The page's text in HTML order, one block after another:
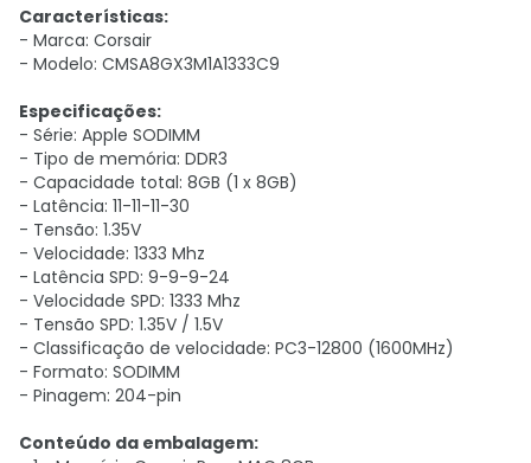
Características:
- Marca: Corsair
- Modelo: CMSA8GX3M1A1333C9
Especificações:
- Série: Apple SODIMM
- Tipo de memória: DDR3
- Capacidade total: 8GB (1 x 8GB)
- Latência: 11-11-11-30
- Tensão: 1.35V
- Velocidade: 1333 Mhz
- Latência SPD: 9-9-9-24
- Velocidade SPD: 1333 Mhz
- Tensão SPD: 1.35V / 1.5V
- Classificação de velocidade: PC3-12800 (1600MHz)
- Formato: SODIMM
- Pinagem: 204-pin
Conteúdo da embalagem: